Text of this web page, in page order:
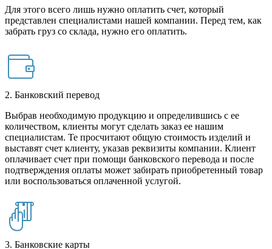
Для этого всего лишь нужно оплатить счет, который
представлен специалистами нашей компании. Перед тем, как
забрать груз со склада, нужно его оплатить.
2. Банковский перевод
Выбрав необходимую продукцию и определившись с ее
количеством, клиенты могут сделать заказ ее нашим
специалистам. Те просчитают общую стоимость изделий и
выставят счет клиенту, указав реквизиты компании. Клиент
оплачивает счет при помощи банковского перевода и после
подтверждения оплаты может забирать приобретенный товар
или воспользоваться оплаченной услугой.
3. Банковские карты